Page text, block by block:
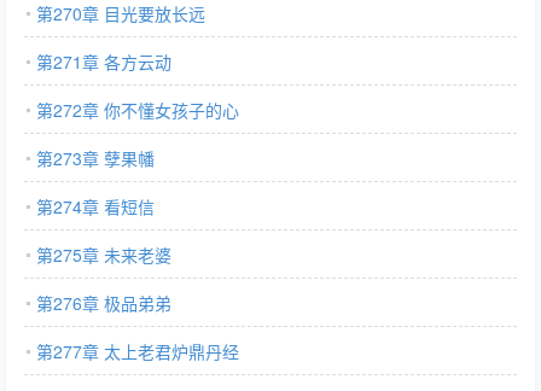
第270章 目光要放长远
第271章 各方云动
第272章 你不懂女孩子的心
第273章 孽果幡
第274章 看短信
第275章 未来老婆
第276章 极品弟弟
第277章 太上老君炉鼎丹经